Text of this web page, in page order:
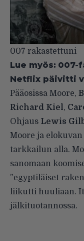
007 rakastettuni
Lue myös: 007-
Netflix päivitti
Pääosissa Moore,
Richard Kiel,
Ohjaus Lewis
Moore ja
tarkkailun alla.
sanomaan
”egyptiläiset
liikutti huuliaan.
jälkituotannossa.